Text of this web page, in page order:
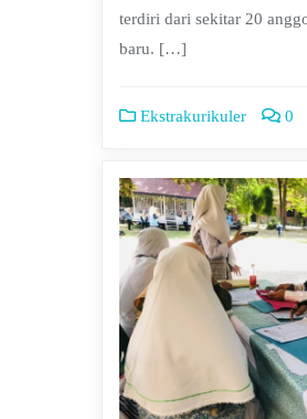
terdiri dari sekitar 20
baru. […]
Ekstrakurikuler 0